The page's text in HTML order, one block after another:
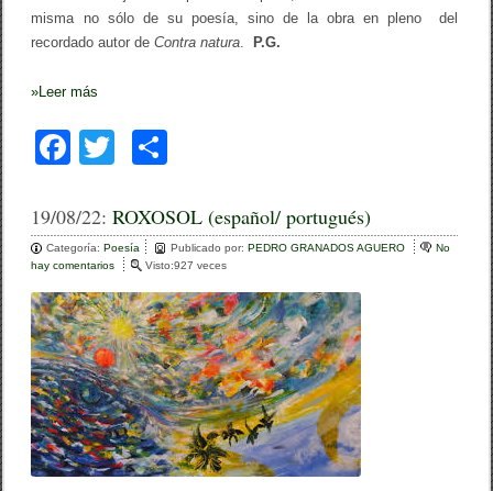
misma no sólo de su poesía, sino de la obra en pleno del
recordado autor deContra natura P.G.
» Leer más
F
c
e
b
o
o
k
tt
er
m
p
ar
tir
19/08/22:ROXOSOL (español/ portugués)
Categoría:Poesía Publicado por:PEDRO GRANADOS AGUERO
No
hay comentarios
R
O
X
O
S
O
L
(
e
s
p
Visto:927 veces